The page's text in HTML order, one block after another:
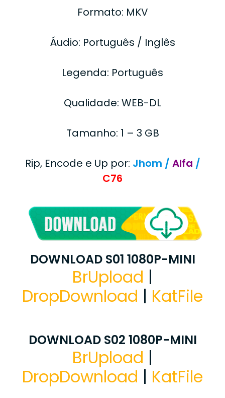
Formato: MKV
Áudio: Português / Inglês
Legenda: Português
Qualidade: WEB-DL
Tamanho: 1 – 3 GB
Rip, Encode e Up por: Jhom / Alfa /
C76
DOWNLOAD S01 1080P-MINI
BrUpload |
DropDownload | KatFile
DOWNLOAD S02 1080P-MINI
BrUpload |
DropDownload | KatFile